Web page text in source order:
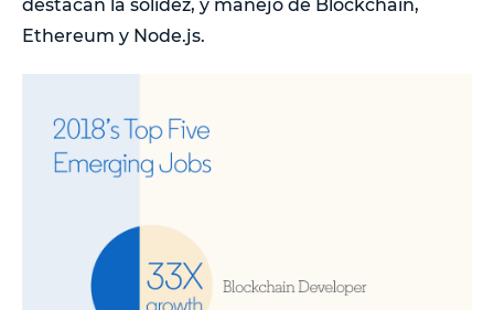
destacan la solidez, y manejo de Blockchain,
Ethereum y Node.js.